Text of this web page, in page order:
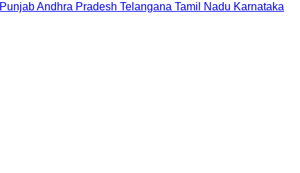
PunjabAndhra Pradesh Telangana Tamil Nadu Karnataka